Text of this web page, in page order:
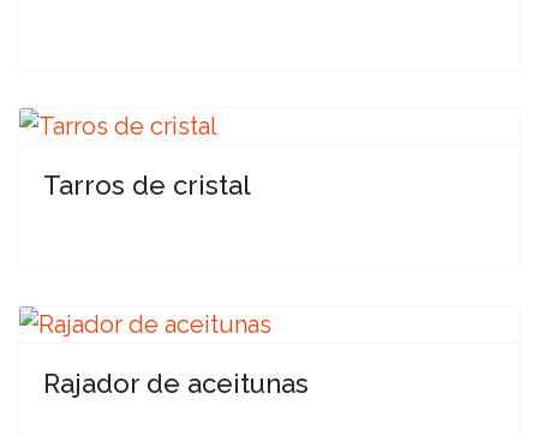
Tarros de cristal
Rajador de aceitunas